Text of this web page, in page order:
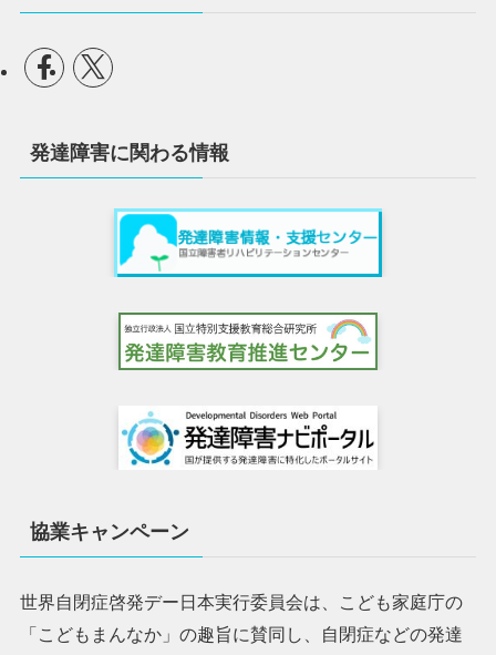
発達障害に関わる情報
協業キャンペーン
世界自閉症啓発デー日本実行委員会は、こども家庭庁の
「こどもまんなか」の趣旨に賛同し、自閉症などの発達